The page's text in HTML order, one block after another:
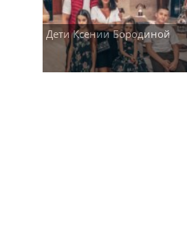
Дети Ксении Бородиной